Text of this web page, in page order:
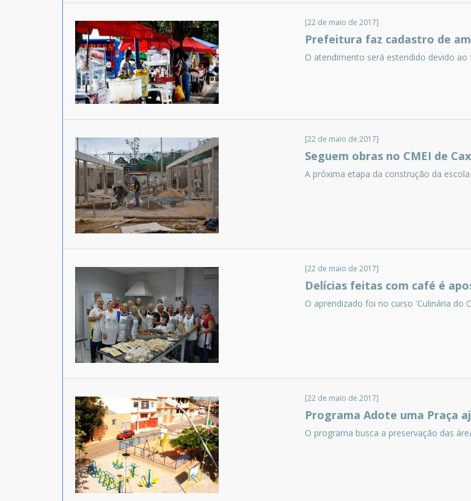
[22 de maio de 2017]
Prefeitura faz cadastro de
O atendimento será estendido devido
[22 de maio de 2017]
Seguem obras no CMEI de
A próxima etapa da construção da
[22 de maio de 2017]
Delícias feitas com café é
O aprendizado foi no curso 'Culinária do
[22 de maio de 2017]
Programa Adote uma Praça
O programa busca a preservação das